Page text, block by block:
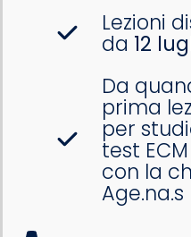
Lezioni
da 12
Da
prima
per
test
con la
Age.na.s